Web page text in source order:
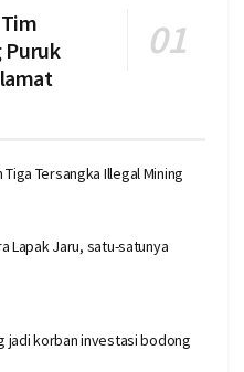
Puruk
Tersangka Illegal Mining
Lapak Jaru, satu-satunya
jadi korban investasi bodong